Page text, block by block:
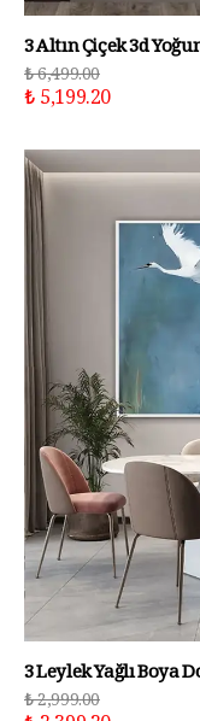
3 Altın Çiçek 3d
₺ 6,499.00
₺ 5,199.20
3 Leylek Yağlı Boya
₺ 2,999.00